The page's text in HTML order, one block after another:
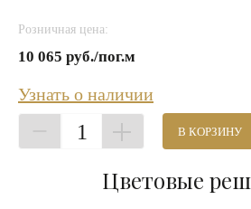
Розничная цена:
10 065 руб./пог.м
Узнать о наличии
1 В КОРЗИНУ
Цветовые